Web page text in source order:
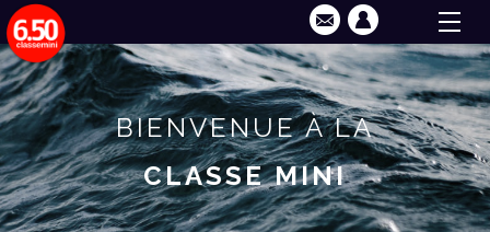
BIENVENUE À LA
CLASSE MINI